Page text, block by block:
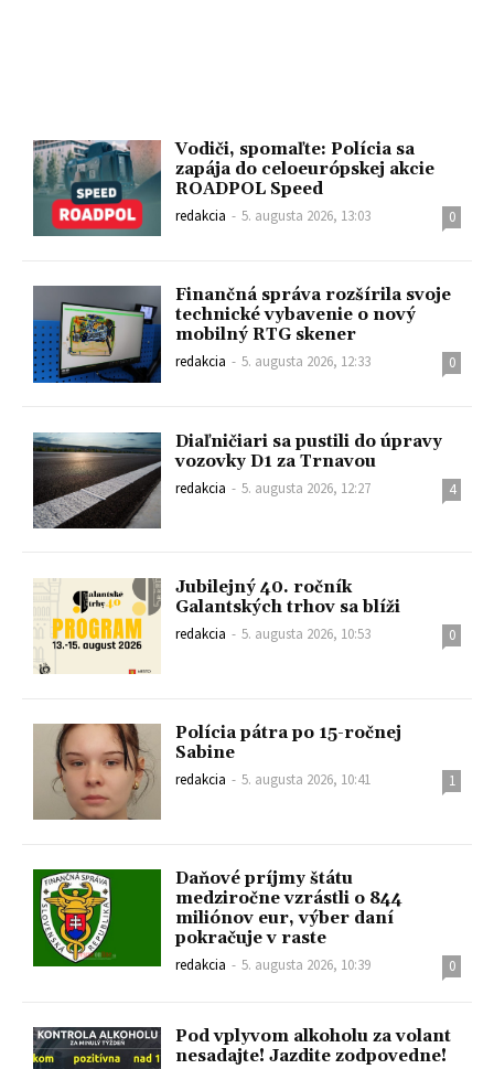
Vodiči, spomaľte: Polícia sa
zapája do celoeurópskej akcie
ROADPOL Speed
redakcia - 5. augusta 2026, 13:03 0
Finančná správa rozšírila svoje
technické vybavenie o nový
mobilný RTG skener
redakcia - 5. augusta 2026, 12:33 0
Diaľničiari sa pustili do úpravy
vozovky D1 za Trnavou
redakcia - 5. augusta 2026, 12:27 4
Jubilejný 40. ročník
Galantských trhov sa blíži
redakcia - 5. augusta 2026, 10:53 0
Polícia pátra po 15-ročnej
Sabine
redakcia - 5. augusta 2026, 10:41 1
Daňové príjmy štátu
medziročne vzrástli o 844
miliónov eur, výber daní
pokračuje v raste
redakcia - 5. augusta 2026, 10:39 0
Pod vplyvom alkoholu za volant
nesadajte! Jazdite zodpovedne!